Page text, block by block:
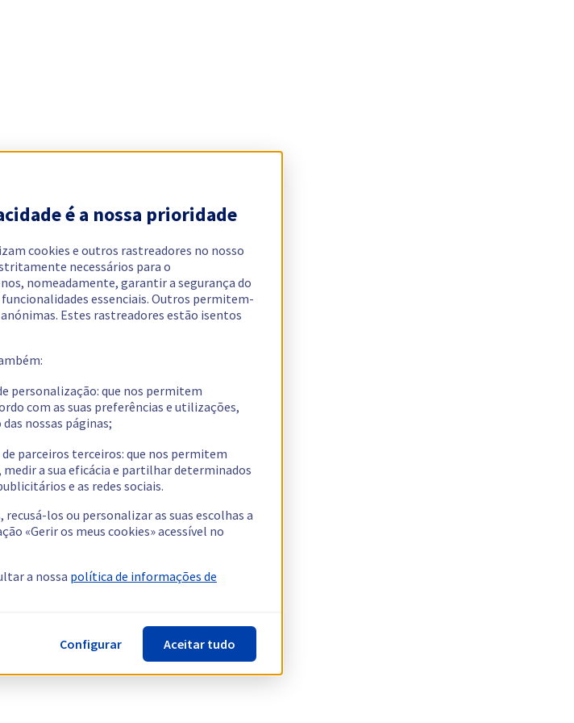
é a nossa prioridade
cookies e outros rastreadores no nosso
necessários para o
nomeadamente, garantir a segurança do
essenciais. Outros permitem-
Estes rastreadores estão isentos
personalização: que nos permitem
com as suas preferências e utilizações,
nossas páginas;
parceiros terceiros: que nos permitem
a sua eficácia e partilhar determinados
e as redes sociais.
los ou personalizar as suas escolhas a
«Gerir os meus cookies» acessível no
a nossa política de informações de
Configurar Aceitar tudo